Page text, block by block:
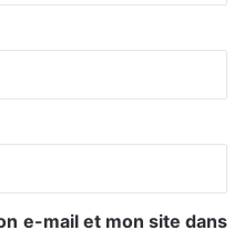
e-mail et mon site dans